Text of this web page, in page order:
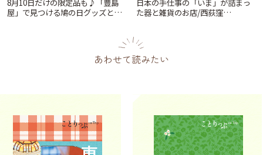
屋」で見つける鳩の日グッズと本
た器と雑貨のお店/西荻窪
あわせて読みたい